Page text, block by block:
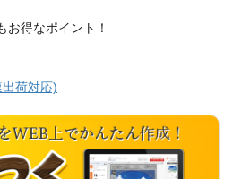
お得なポイント！
荷対応)